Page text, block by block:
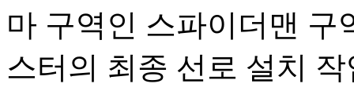
마 구역인 스파이더맨 구
스터의 최종 선로 설치